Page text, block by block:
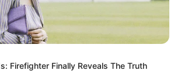
Firefighter Finally Reveals The Truth